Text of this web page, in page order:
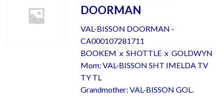
DOORMAN
VAL-BISSON DOORMAN -
CA000107281711
BOOKEM x SHOTTLE x GOLDWYN
Mom: VAL-BISSON SHT IMELDA TV
TY TL
Grandmother: VAL-BISSON GOL.